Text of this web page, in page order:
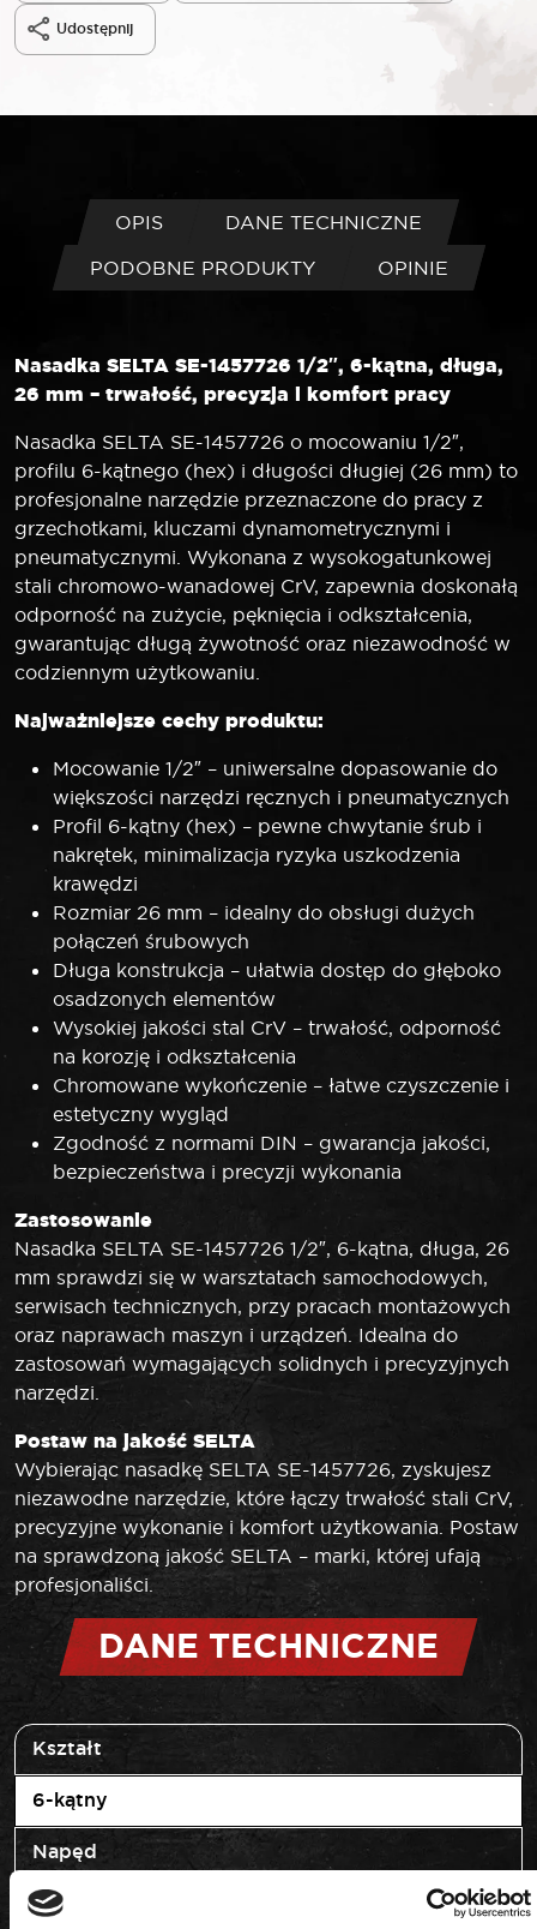
Udostępnij
OPIS
DANE TECHNICZNE
PODOBNE PRODUKTY
OPINIE
Nasadka SELTA SE-1457726 1/2″, 6-kątna, długa,
26 mm – trwałość, precyzja i komfort pracy
Nasadka SELTA SE-1457726 o mocowaniu 1/2″,
profilu 6-kątnego (hex) i długości długiej (26 mm) to
profesjonalne narzędzie przeznaczone do pracy z
grzechotkami, kluczami dynamometrycznymi i
pneumatycznymi. Wykonana z wysokogatunkowej
stali chromowo-wanadowej CrV, zapewnia doskonałą
odporność na zużycie, pęknięcia i odkształcenia,
gwarantując długą żywotność oraz niezawodność w
codziennym użytkowaniu.
Najważniejsze cechy produktu:
Mocowanie 1/2″ – uniwersalne dopasowanie do
większości narzędzi ręcznych i pneumatycznych
Profil 6-kątny (hex) – pewne chwytanie śrub i
nakrętek, minimalizacja ryzyka uszkodzenia
krawędzi
Rozmiar 26 mm – idealny do obsługi dużych
połączeń śrubowych
Długa konstrukcja – ułatwia dostęp do głęboko
osadzonych elementów
Wysokiej jakości stal CrV – trwałość, odporność
na korozję i odkształcenia
Chromowane wykończenie – łatwe czyszczenie i
estetyczny wygląd
Zgodność z normami DIN – gwarancja jakości,
bezpieczeństwa i precyzji wykonania
Zastosowanie
Nasadka SELTA SE-1457726 1/2″, 6-kątna, długa, 26
mm sprawdzi się w warsztatach samochodowych,
serwisach technicznych, przy pracach montażowych
oraz naprawach maszyn i urządzeń. Idealna do
zastosowań wymagających solidnych i precyzyjnych
narzędzi.
Postaw na jakość SELTA
Wybierając nasadkę SELTA SE-1457726, zyskujesz
niezawodne narzędzie, które łączy trwałość stali CrV,
precyzyjne wykonanie i komfort użytkowania. Postaw
na sprawdzoną jakość SELTA – marki, której ufają
profesjonaliści.
DANE TECHNICZNE
Kształt
6-kątny
Napęd
1/2"